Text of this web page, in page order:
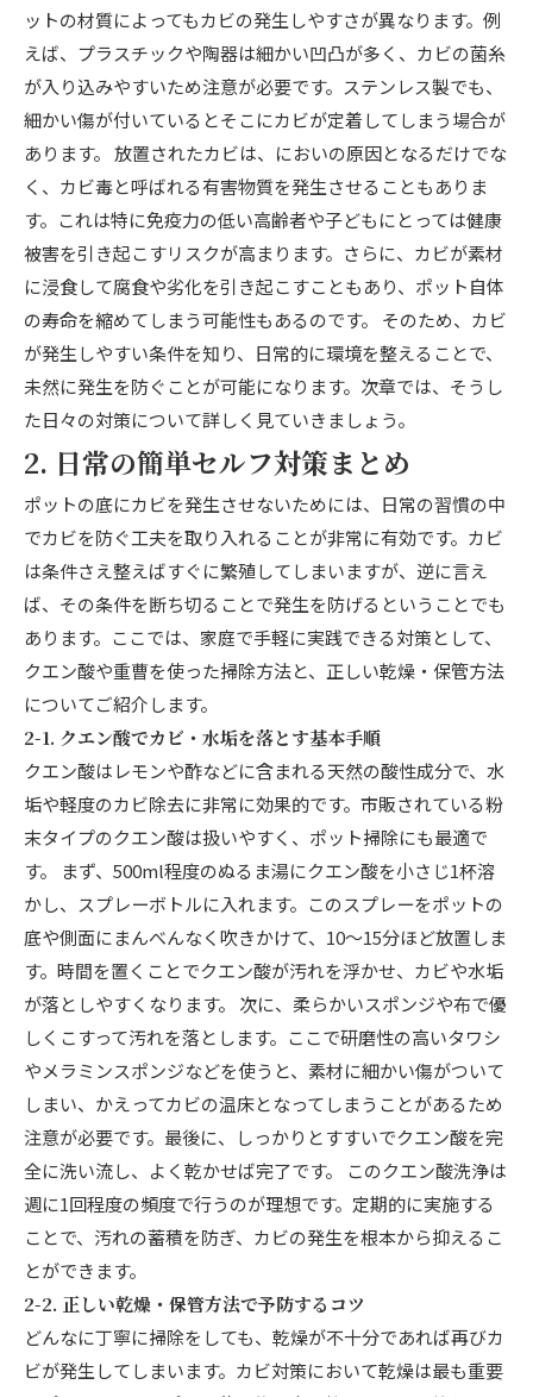
ットの材質によってもカビの発生しやすさが異なります。例
えば、プラスチックや陶器は細かい凹凸が多く、カビの菌糸
が入り込みやすいため注意が必要です。ステンレス製でも、
細かい傷が付いているとそこにカビが定着してしまう場合が
あります。 放置されたカビは、においの原因となるだけでな
く、カビ毒と呼ばれる有害物質を発生させることもありま
す。これは特に免疫力の低い高齢者や子どもにとっては健康
被害を引き起こすリスクが高まります。さらに、カビが素材
に浸食して腐食や劣化を引き起こすこともあり、ポット自体
の寿命を縮めてしまう可能性もあるのです。 そのため、カビ
が発生しやすい条件を知り、日常的に環境を整えることで、
未然に発生を防ぐことが可能になります。次章では、そうし
た日々の対策について詳しく見ていきましょう。
2. 日常の簡単セルフ対策まとめ
ポットの底にカビを発生させないためには、日常の習慣の中
でカビを防ぐ工夫を取り入れることが非常に有効です。カビ
は条件さえ整えばすぐに繁殖してしまいますが、逆に言え
ば、その条件を断ち切ることで発生を防げるということでも
あります。ここでは、家庭で手軽に実践できる対策として、
クエン酸や重曹を使った掃除方法と、正しい乾燥・保管方法
についてご紹介します。
2-1. クエン酸でカビ・水垢を落とす基本手順
クエン酸はレモンや酢などに含まれる天然の酸性成分で、水
垢や軽度のカビ除去に非常に効果的です。市販されている粉
末タイプのクエン酸は扱いやすく、ポット掃除にも最適で
す。 まず、500ml程度のぬるま湯にクエン酸を小さじ1杯溶
かし、スプレーボトルに入れます。このスプレーをポットの
底や側面にまんべんなく吹きかけて、10〜15分ほど放置しま
す。時間を置くことでクエン酸が汚れを浮かせ、カビや水垢
が落としやすくなります。 次に、柔らかいスポンジや布で優
しくこすって汚れを落とします。ここで研磨性の高いタワシ
やメラミンスポンジなどを使うと、素材に細かい傷がついて
しまい、かえってカビの温床となってしまうことがあるため
注意が必要です。最後に、しっかりとすすいでクエン酸を完
全に洗い流し、よく乾かせば完了です。 このクエン酸洗浄は
週に1回程度の頻度で行うのが理想です。定期的に実施する
ことで、汚れの蓄積を防ぎ、カビの発生を根本から抑えるこ
とができます。
2-2. 正しい乾燥・保管方法で予防するコツ
どんなに丁寧に掃除をしても、乾燥が不十分であれば再びカ
ビが発生してしまいます。カビ対策において乾燥は最も重要